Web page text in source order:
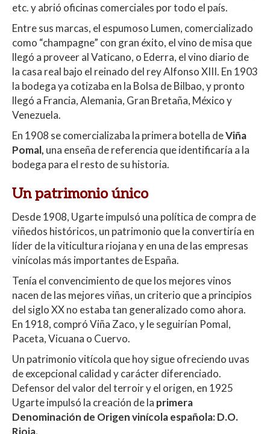
etc. y abrió oficinas comerciales por todo el país.
Entre sus marcas, el espumoso Lumen, comercializado
como “champagne” con gran éxito, el vino de misa que
llegó a proveer al Vaticano, o Ederra, el vino diario de
la casa real bajo el reinado del rey Alfonso XIII. En 1903
la bodega ya cotizaba en la Bolsa de Bilbao, y pronto
llegó a Francia, Alemania, Gran Bretaña, México y
Venezuela.
En 1908 se comercializaba la primera botella deViña
Pomal, una enseña de referencia que identificaría a la
bodega para el resto de su historia.
Un patrimonio único
Desde 1908, Ugarte impulsó una política de compra de
viñedos históricos, un patrimonio que la convertiría en
líder de la viticultura riojana y en una de las empresas
vinícolas más importantes de España.
Tenía el convencimiento de que los mejores vinos
nacen de las mejores viñas, un criterio que a principios
del siglo XX no estaba tan generalizado como ahora.
En 1918, compró Viña Zaco, y le seguirían Pomal,
Paceta, Vicuana o Cuervo.
Un patrimonio vitícola que hoy sigue ofreciendo uvas
de excepcional calidad y carácter diferenciado.
Defensor del valor del terroir y el origen, en 1925
Ugarte impulsó la creación de la primera
Denominación de Origen vinícola española: D.O.
Rioja.